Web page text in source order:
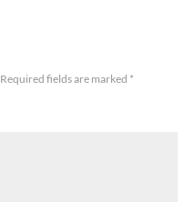
Required fields are marked *